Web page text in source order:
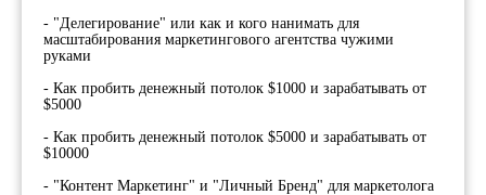
- "Делегирование" или как и кого нанимать для
масштабирования маркетингового агентства чужими
руками
- Как пробить денежный потолок $1000 и зарабатывать от
$5000
- Как пробить денежный потолок $5000 и зарабатывать от
$10000
- "Контент Маркетинг" и "Личный Бренд" для маркетолога